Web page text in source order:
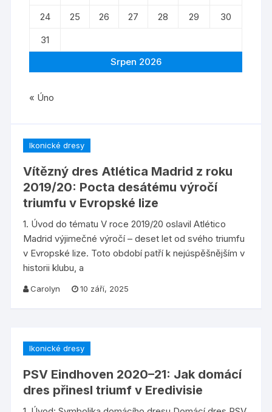
Ikonické dresy
Vítězný dres Atlética Madrid z roku
2019/20: Pocta desátému výročí
triumfu v Evropské lize
1. Úvod do tématu V roce 2019/20 oslavil Atlético
Madrid výjimečné výročí – deset let od svého triumfu
v Evropské lize. Toto období patří k nejúspěšnějším v
historii klubu, a
Carolyn 10 září, 2025
Ikonické dresy
PSV Eindhoven 2020–21: Jak domácí
dres přinesl triumf v Eredivisie
Srpen 2026
24
25 26 27 28 29
30
31
« Úno